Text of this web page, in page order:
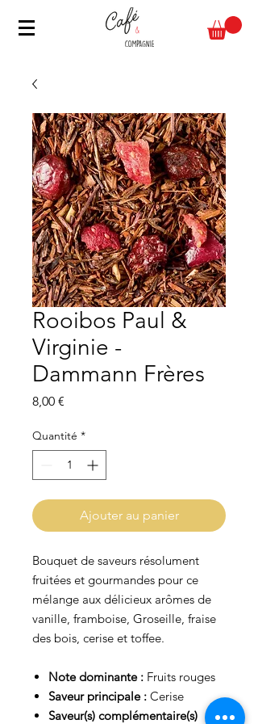
Rooibos Paul &
Virginie -
Dammann Frères
8,00 €
Quantité *
Ajouter au panier
Bouquet de saveurs résolument
fruitées et gourmandes pour ce
mélange aux délicieux arômes de
vanille, framboise, Groseille, fraise
des bois, cerise et toffee.
Note dominante : Fruits rouges
Saveur principale : Cerise
Saveur(s) complémentaire(s)